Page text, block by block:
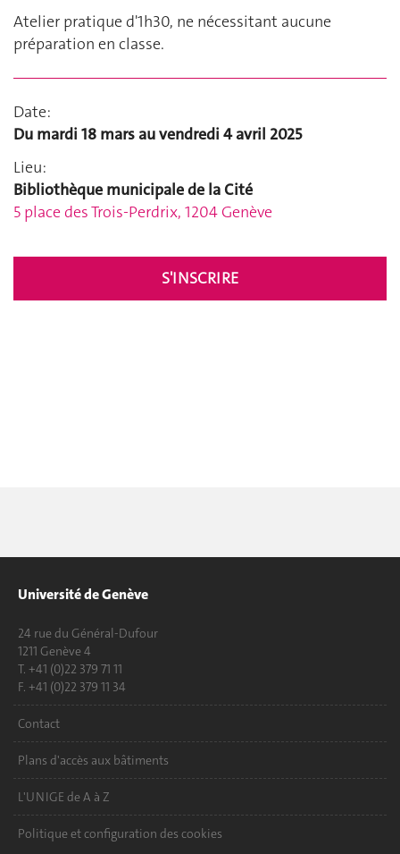
Atelier pratique d'1h30, ne nécessitant aucune
préparation en classe.
Date:
Du mardi 18 mars au vendredi 4 avril 2025
Lieu:
Bibliothèque municipale de la Cité
5 place des Trois-Perdrix, 1204 Genève
S'INSCRIRE
Université de Genève
24 rue du Général-Dufour
1211 Genève 4
T. +41 (0)22 379 71 11
F. +41 (0)22 379 11 34
Contact
Plans d'accès aux bâtiments
L'UNIGE de A à Z
Politique et configuration des cookies